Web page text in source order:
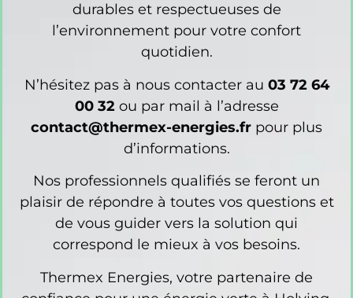
durables et respectueuses de
l’environnement pour votre confort
quotidien.
N’hésitez pas à nous contacter au 03 72 64
00 32ou par mail à l’adresse
contact@thermex-energies.fr pour plus
d’informations.
Nos professionnels qualifiés se feront un
plaisir de répondre à toutes vos questions et
de vous guider vers la solution qui
correspond le mieux à vos besoins.
Thermex Energies, votre partenaire de